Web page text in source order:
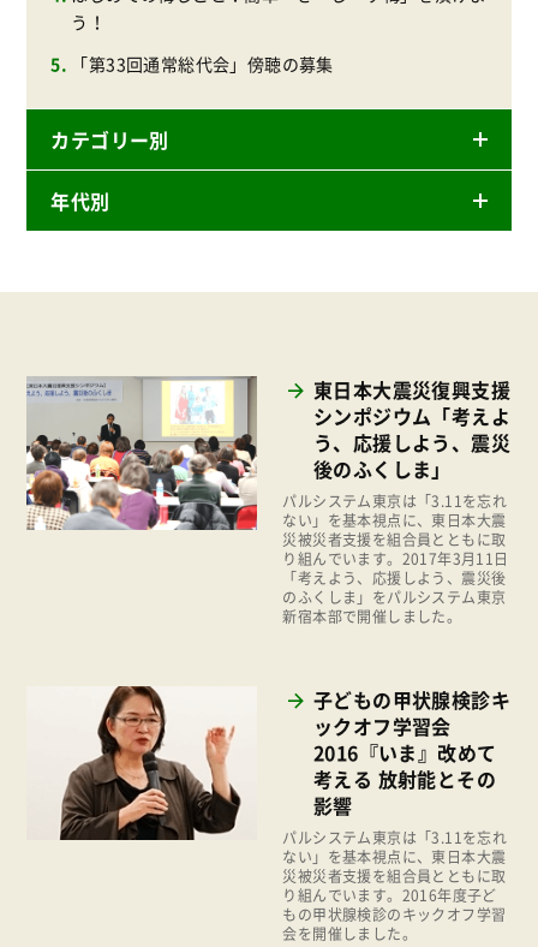
う！
「第33回通常総代会」傍聴の募集
カテゴリー別
ニュースリリース
商品
環境
地域コミュニティ
組合員活動
平和と国際連帯
パルシステムでんき
広報
復興支援
機関運営
年代別
2023年
2022年
2021年
2020年
2016年
2015年
2014年
2013年
東日本大震災復興支援
シンポジウム「考えよ
う、応援しよう、震災
後のふくしま」
パルシステム東京は「3.11を忘れ
ない」を基本視点に、東日本大震
災被災者支援を組合員とともに取
り組んでいます。2017年3月11日
「考えよう、応援しよう、震災後
のふくしま」をパルシステム東京
新宿本部で開催しました。
子どもの甲状腺検診キ
ックオフ学習会
2016『いま』改めて
考える 放射能とその
影響
パルシステム東京は「3.11を忘れ
ない」を基本視点に、東日本大震
災被災者支援を組合員とともに取
り組んでいます。2016年度子ど
もの甲状腺検診のキックオフ学習
会を開催しました。